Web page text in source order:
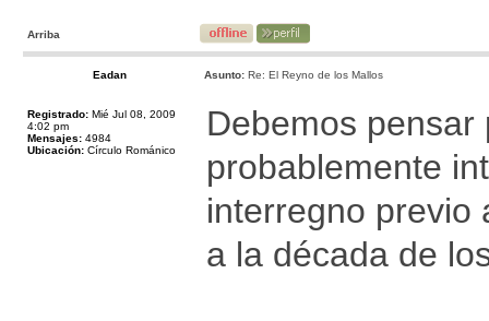
Arriba
Eadan Asunto: Re: El Reyno de los Mallos
Registrado: Mié Jul 08, 2009
4:02 pm
Mensajes: 4984
Ubicación: Círculo Románico
Debemos
probablemente
interregno previo
a la década de